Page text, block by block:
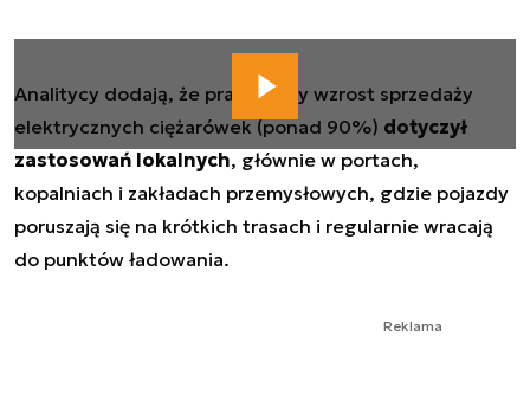
Analitycy dodają, że prawie cały wzrost sprzedaży
elektrycznych ciężarówek (ponad 90%) dotyczył
zastosowań lokalnych, głównie w portach,
kopalniach i zakładach przemysłowych, gdzie pojazdy
poruszają się na krótkich trasach i regularnie wracają
do punktów ładowania.
Reklama